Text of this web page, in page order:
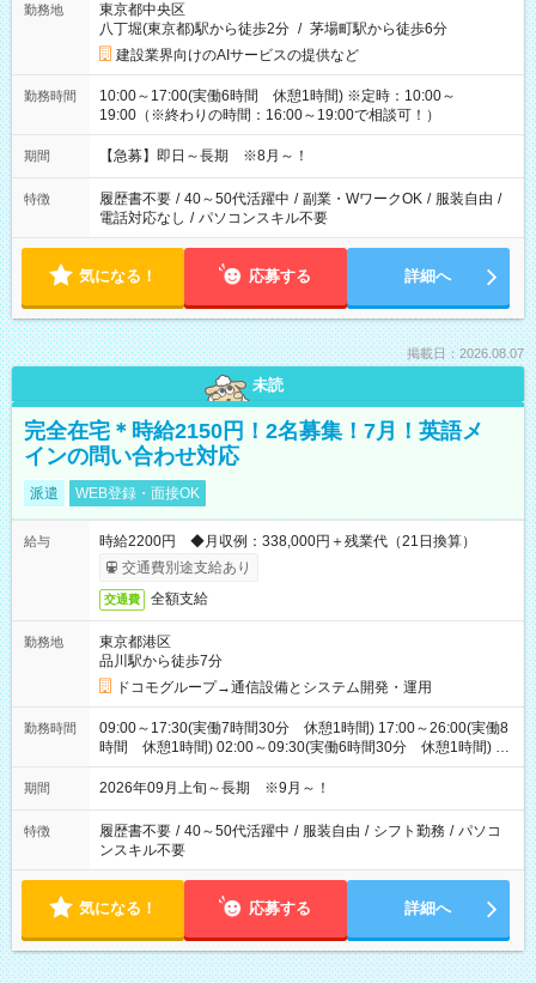
勤務地
東京都中央区
八丁堀(東京都)駅から徒歩2分 / 茅場町駅から徒歩6分
建設業界向けのAIサービスの提供など
勤務時間
10:00～17:00(実働6時間 休憩1時間) ※定時：10:00～
19:00（※終わりの時間：16:00～19:00で相談可！）
期間 【急募】即日～長期 ※8月～！
特徴 履歴書不要 / 40～50代活躍中 / 副業・WワークOK / 服装自由 /
電話対応なし / パソコンスキル不要
気になる！ 応募する 詳細へ
掲載日：2026.08.07
未読
完全在宅＊時給2150円！2名募集！7月！英語メ
インの問い合わせ対応
派遣 WEB登録・面接OK
給与
時給2200円 ◆月収例：338,000円＋残業代（21日換算）
交通費別途支給あり
交通費 全額支給
勤務地
東京都港区
品川駅から徒歩7分
ドコモグループ→通信設備とシステム開発・運用
勤務時間
09:00～17:30(実働7時間30分 休憩1時間) 17:00～26:00(実働8
時間 休憩1時間) 02:00～09:30(実働6時間30分 休憩1時間) ※
日勤は就業時間1/夜勤は就業時間2.3を連続で行って頂きます
期間 2026年09月上旬～長期 ※9月～！
特徴 履歴書不要 / 40～50代活躍中 / 服装自由 / シフト勤務 / パソコ
ンスキル不要
気になる！ 応募する 詳細へ